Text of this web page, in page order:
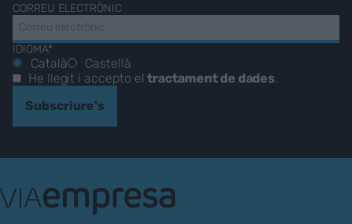
CORREU ELECTRÒNIC
IDIOMA*
Català
Castellà
He llegit i accepto eltractament de dades.
Subscriure's